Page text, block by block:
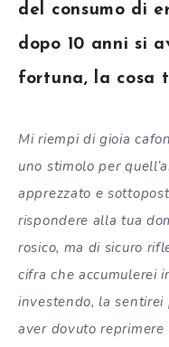
del consumo di
dopo 10 anni si
fortuna, la cosa
Mi riempi di gioia
uno stimolo per
apprezzato e
rispondere alla tua
rosico, ma di sicuro
cifra che accumulerei
investendo, la sentirei
aver dovuto